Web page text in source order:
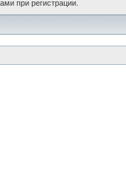
при регистрации.